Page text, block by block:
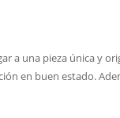
a una pieza única y
en buen estado.